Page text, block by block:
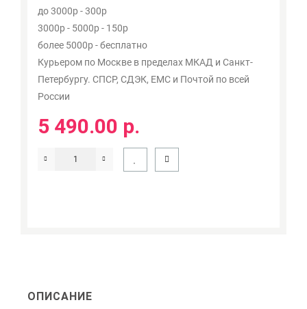
до 3000р - 300р
3000р - 5000р - 150р
более 5000р - бесплатно
Курьером по Москве в пределах МКАД и Санкт-
Петербургу. СПСР, СДЭК, ЕМС и Почтой по всей
России
5 490.00 р.
ОПИСАНИЕ